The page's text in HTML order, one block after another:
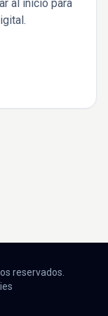
al inicio para
reservados.